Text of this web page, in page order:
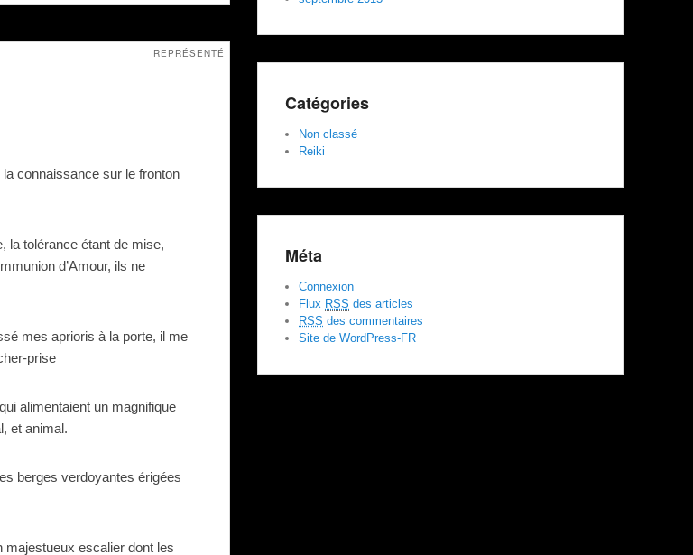
REPRÉSENTÉ
la connaissance sur le fronton
la tolérance étant de mise,
d’Amour, ils ne
mes aprioris à la porte, il me
prise
alimentaient un magnifique
et animal.
berges verdoyantes érigées
escalier dont les
Catégories
Non classé
Reiki
Méta
Connexion
Flux RSS des articles
RSS des commentaires
Site de WordPress-FR